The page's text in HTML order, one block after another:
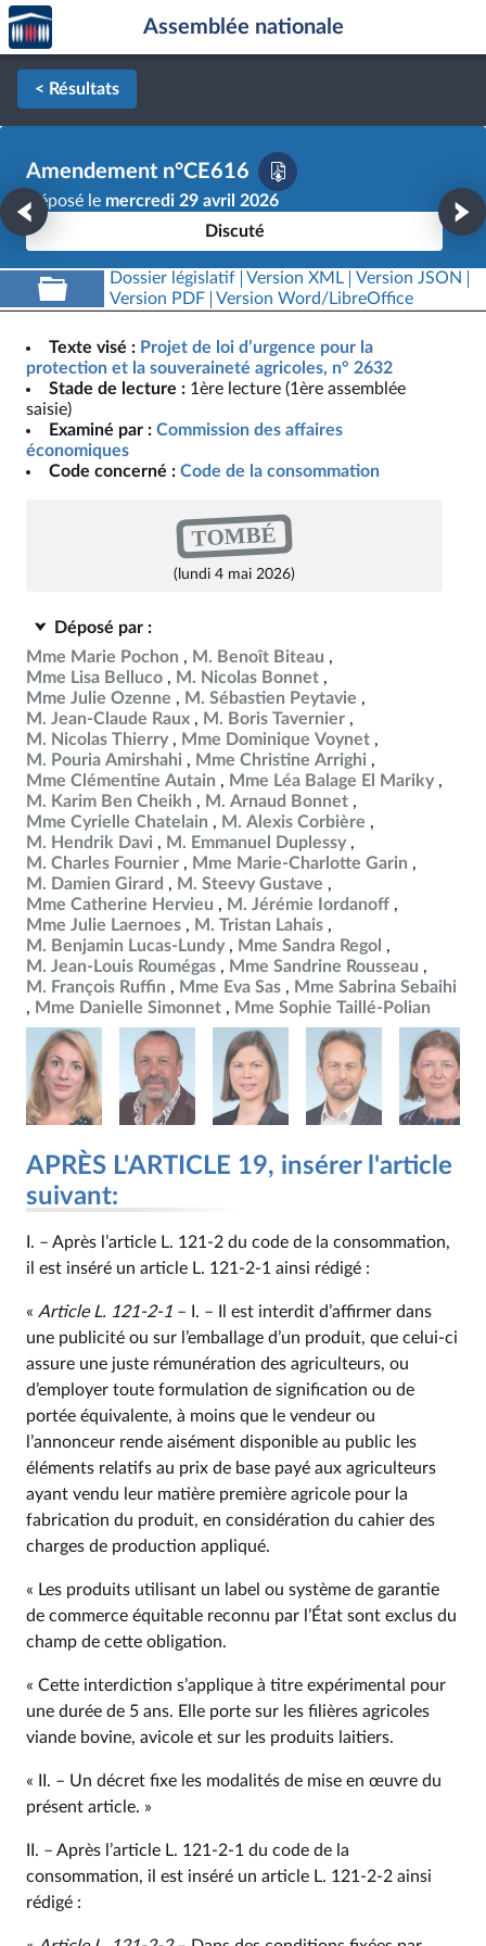
Aller au contenu
Aller en bas de la page
Accèder
à la
page
d'accueil
Assemblée nationale
< Résultats
Amendement n°CE616
Déposé le mercredi 29 avril 2026
Discuté
Dossier législatif Version XML
Version JSON
Version PDF
Version Word/LibreOffice
Texte visé : Projet de loi d’urgence pour la
protection et la souveraineté agricoles, n° 2632
Stade de lecture : 1ère lecture (1ère assemblée
saisie)
Examiné par : Commission des affaires
économiques
Code concerné : Code de la consommation
TOMBÉ
(lundi 4 mai 2026)
Déposé par :
Mme Marie Pochon
M. Benoît Biteau
Mme Lisa Belluco
M. Nicolas Bonnet
Mme Julie Ozenne
M. Sébastien Peytavie
M. Jean-Claude Raux
M. Boris Tavernier
M. Nicolas Thierry
Mme Dominique Voynet
M. Pouria Amirshahi
Mme Christine Arrighi
Mme Clémentine Autain
Mme Léa Balage El Mariky
M. Karim Ben Cheikh
M. Arnaud Bonnet
Mme Cyrielle Chatelain
M. Alexis Corbière
M. Hendrik Davi
M. Emmanuel Duplessy
M. Charles Fournier
Mme Marie-Charlotte Garin
M. Damien Girard
M. Steevy Gustave
Mme Catherine Hervieu
M. Jérémie Iordanoff
Mme Julie Laernoes
M. Tristan Lahais
M. Benjamin Lucas-Lundy
Mme Sandra Regol
M. Jean-Louis Roumégas
Mme Sandrine Rousseau
M. François Ruffin
Mme Eva Sas
Mme Sabrina Sebaihi
Mme Danielle Simonnet
Mme Sophie Taillé-Polian
APRÈS L'ARTICLE 19, insérer l'article
suivant:
I. – Après l’article L. 121‑2 du code de la consommation,
il est inséré un article L. 121‑2-1 ainsi rédigé :
« Article L. 121‑2-1 – I. – Il est interdit d’affirmer dans
une publicité ou sur l’emballage d’un produit, que celui-ci
assure une juste rémunération des agriculteurs, ou
d’employer toute formulation de signification ou de
portée équivalente, à moins que le vendeur ou
l’annonceur rende aisément disponible au public les
éléments relatifs au prix de base payé aux agriculteurs
ayant vendu leur matière première agricole pour la
fabrication du produit, en considération du cahier des
charges de production appliqué.
« Les produits utilisant un label ou système de garantie
de commerce équitable reconnu par l’État sont exclus du
champ de cette obligation.
« Cette interdiction s’applique à titre expérimental pour
une durée de 5 ans. Elle porte sur les filières agricoles
viande bovine, avicole et sur les produits laitiers.
« II. – Un décret fixe les modalités de mise en œuvre du
présent article. »
II. – Après l’article L. 121‑2-1 du code de la
consommation, il est inséré un article L. 121‑2-2 ainsi
rédigé :